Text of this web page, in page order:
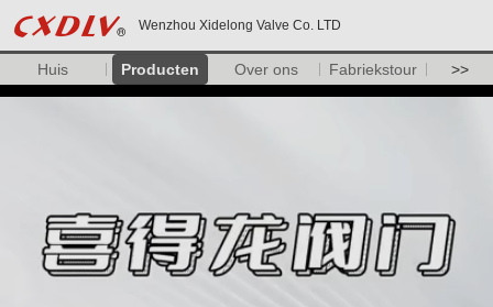
Wenzhou Xidelong Valve Co. LTD
Huis Producten Over ons Fabriekstour >>